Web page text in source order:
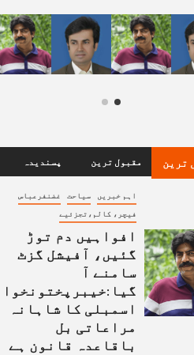
ترین مقبول ترین پسندیدہ
اہم خبریں سیاحت غضنفرعباس
فیچر، کالم،تجزئیے
افواہیں دم توڑ
گئیں، آفیشل گزٹ
سامنے آ
گیا:خیبرپختونخوا
اسمبلی کا شاہانہ
مراعاتی بل
باقاعدہ قانون ہے